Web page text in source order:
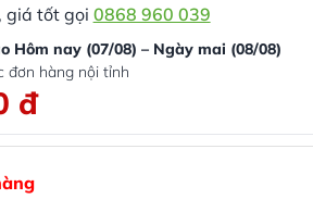
giá tốt gọi 0868 960 039
Hôm nay (07/08) – Ngày mai (08/08)
đơn hàng nội tỉnh
đ